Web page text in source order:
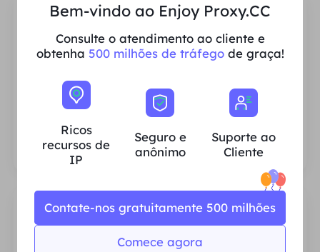
Garantimos que nossos recursos de proxy
IP sejam estáveis ​​e confiáveis ​​e nos
esforçamos constantemente para expandir
o pool de proxy atual para atender às
necessidades de cada cliente.
Bem-vindo ao Enjoy Proxy.CC
Consulte o atendimento ao cliente e
obtenha 500 milhões de tráfegode graça!
Ricos
recursos de
IP
Seguro e
anônimo
Suporte ao
Cliente
Comece agora
Contate-nos gratuitamente 500 milhões